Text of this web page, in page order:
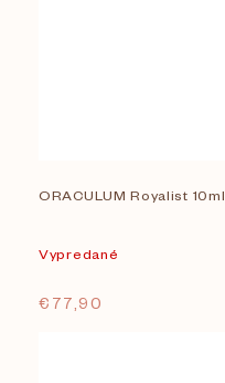
ORACULUM Royalist 10ml
Vypredané
€77,90